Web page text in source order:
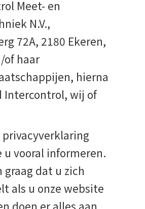
Meet- en
N.V.,
72A, 2180 Ekeren,
of haar
hierna
Intercontrol, wij of
privacyverklaring
u vooral informeren.
graag dat u zich
als u onze website